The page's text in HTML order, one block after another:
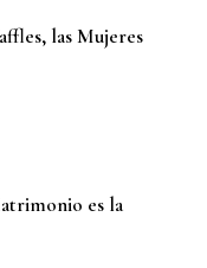
las Mujeres
es la